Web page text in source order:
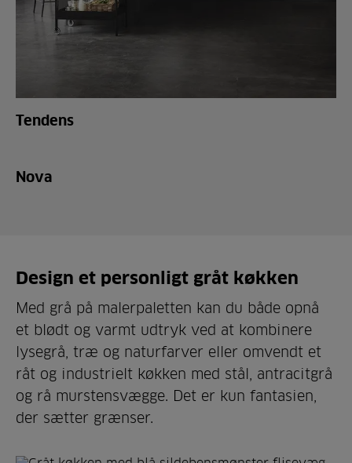
Tendens
Nova
Design et personligt gråt køkken
Med grå på malerpaletten kan du både opnå
et blødt og varmt udtryk ved at kombinere
lysegrå, træ og naturfarver eller omvendt et
råt og industrielt køkken med stål, antracitgrå
og rå murstensvægge. Det er kun fantasien,
der sætter grænser.